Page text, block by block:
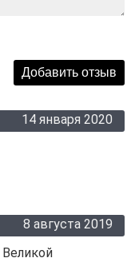
14 января 2020
8 августа 2019
Великой